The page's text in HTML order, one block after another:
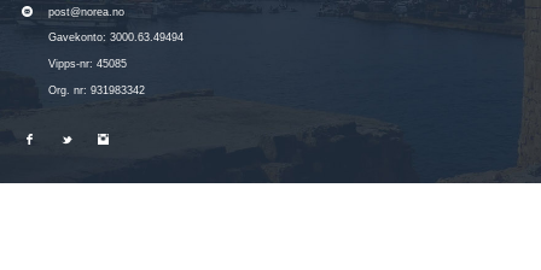
post@norea.no
Gavekonto: 3000.63.49494
Vipps-nr: 45085
Org. nr: 931983342